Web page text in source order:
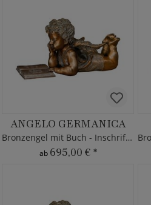
ANGELO GERMANICA
Bronzengel mit Buch - Inschrift deutsch
ab 695,00 € *